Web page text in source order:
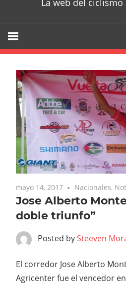
La web del ciclismo
mayo 14, 2017 Nacionales,
Jose Alberto
doble triunfo”
Posted bySteeven
El corredor Jose Alberto
Agricenter fue el vencedor